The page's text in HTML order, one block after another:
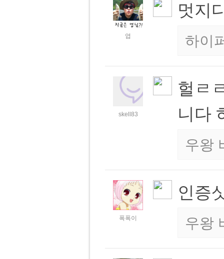
엽
멋지
하이
skell83
헐ㄹ
니다
우왕
폭폭이
인증
우왕